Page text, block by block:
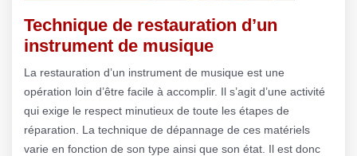
Technique de restauration d’un
instrument de musique
La restauration d’un instrument de musique est une
opération loin d’être facile à accomplir. Il s’agit d’une activité
qui exige le respect minutieux de toute les étapes de
réparation. La technique de dépannage de ces matériels
varie en fonction de son type ainsi que son état. Il est donc